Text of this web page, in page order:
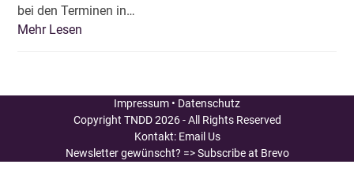
bei den Terminen in…
Mehr Lesen
Impressum • Datenschutz
Copyright TNDD2026 - All Rights Reserved
Kontakt: Email Us
Newsletter gewünscht? => Subscribe at Brevo